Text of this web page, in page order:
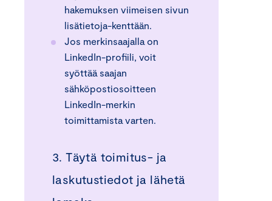
hakemuksen viimeisen sivun
lisätietoja-kenttään.
Jos merkinsaajalla on
LinkedIn-profiili, voit
syöttää saajan
sähköpostiosoitteen
LinkedIn-merkin
toimittamista varten.
3. Täytä toimitus- ja
laskutustiedot ja lähetä